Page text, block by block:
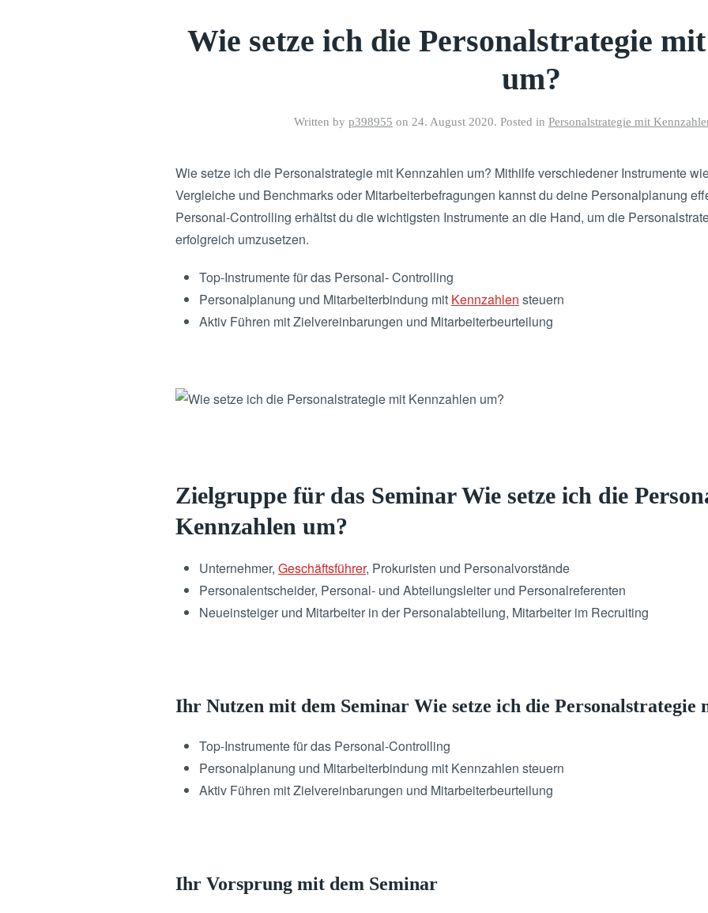
Wie setze ich die Personalstrategie
um?
Written by p398955 on 24. August 2020. Posted in Personalstrategie mit
Wie setze ich die Personalstrategie mit Kennzahlen um? Mithilfe verschiedener Instrumente
Vergleiche und Benchmarks oder Mitarbeiterbefragungen kannst du deine Personalplanung
Personal-Controlling erhältst du die wichtigsten Instrumente an die Hand, um die
erfolgreich umzusetzen.
Top-Instrumente für das Personal- Controlling
Personalplanung und Mitarbeiterbindung mit Kennzahlen steuern
Aktiv Führen mit Zielvereinbarungen und Mitarbeiterbeurteilung
Zielgruppe für das Seminar Wie setze ich die
Kennzahlen um?
Unternehmer, Geschäftsführer, Prokuristen und Personalvorstände
Personalentscheider, Personal- und Abteilungsleiter und Personalreferenten
Neueinsteiger und Mitarbeiter in der Personalabteilung, Mitarbeiter im Recruiting
Ihr Nutzen mit dem Seminar Wie setze ich die Personalstrategie
Top-Instrumente für das Personal-Controlling
Personalplanung und Mitarbeiterbindung mit Kennzahlen steuern
Aktiv Führen mit Zielvereinbarungen und Mitarbeiterbeurteilung
Ihr Vorsprung mit dem Seminar